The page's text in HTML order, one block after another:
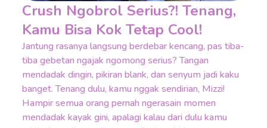
Crush Ngobrol Serius?! Tenang,
Kamu Bisa Kok Tetap Cool!
Jantung rasanya langsung berdebar kencang, pas tiba-
tiba gebetan ngajak ngomong serius? Tangan
mendadak dingin, pikiran blank, dan senyum jadi kaku
banget. Tenang dulu, kamu nggak sendirian, Mizzi!
Hampir semua orang pernah ngerasain momen
mendadak kayak gini, apalagi kalau dari dulu kamu